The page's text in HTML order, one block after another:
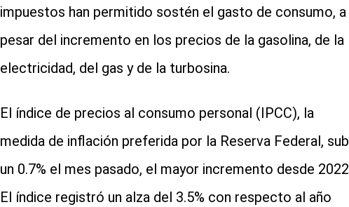
impuestos han permitido sostén el gasto de consumo, a
pesar del incremento en los precios de la gasolina, de la
electricidad, del gas y de la turbosina.
El índice de precios al consumo personal (IPCC), la
medida de inflación preferida por la Reserva Federal,
un 0.7% el mes pasado, el mayor incremento desde
El índice registró un alza del 3.5% con respecto al año